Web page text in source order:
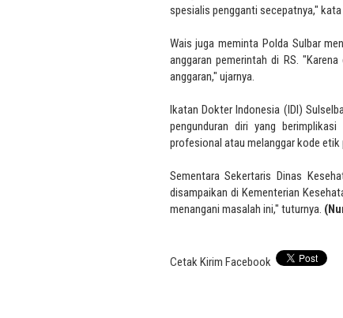
spesialis pengganti secepatnya," kata
Wais juga meminta Polda Sulbar
anggaran pemerintah di RS.
anggaran," ujarnya.
Ikatan Dokter Indonesia (IDI)
pengunduran diri yang
profesional atau melanggar kode etik
Sementara Sekertaris Dinas
disampaikan di Kementerian
menangani masalah ini," tuturnya.
Cetak Kirim Facebook